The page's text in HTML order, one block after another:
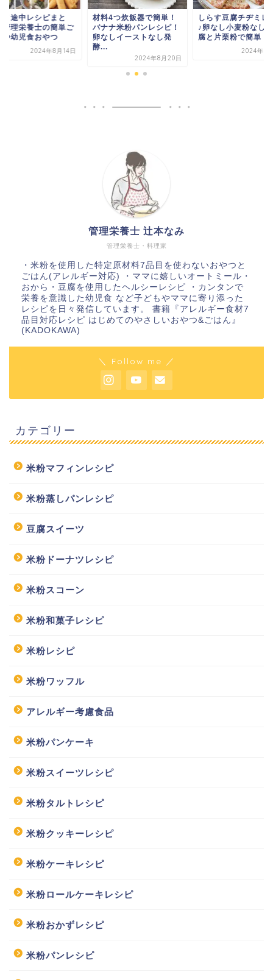
ノ途中レシピまと
管理栄養士の簡単ご
や幼児食おやつ
2024年8月14日
材料4つ炊飯器で簡単！
バナナ米粉パンレシピ！
卵なしイーストなし発
酵...
2024年8月20日
しらす豆腐チヂミレ
♪卵なし小麦粉なし
腐と片栗粉で簡単
2024年8
管理栄養士・料理家
管理栄養士 辻本なみ
・米粉を使用した特定原材料7品目を使わないおやつと
ごはん(アレルギー対応) ・ママに嬉しいオートミール・
おから・豆腐を使用したヘルシーレシピ ・カンタンで
栄養を意識した幼児食 など子どもやママに寄り添った
レシピを日々発信しています。 書籍『アレルギー食材7
品目対応レシピ はじめてのやさしいおやつ&ごはん』
(KADOKAWA)
＼ Follow me ／
カテゴリー
米粉マフィンレシピ
米粉蒸しパンレシピ
豆腐スイーツ
米粉ドーナツレシピ
米粉スコーン
米粉和菓子レシピ
米粉レシピ
米粉ワッフル
アレルギー考慮食品
米粉パンケーキ
米粉スイーツレシピ
米粉タルトレシピ
米粉クッキーレシピ
米粉ケーキレシピ
米粉ロールケーキレシピ
米粉おかずレシピ
米粉パンレシピ